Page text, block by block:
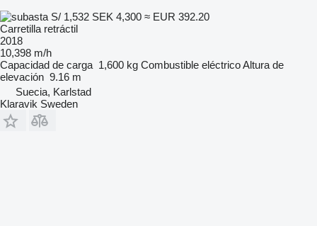
S/ 1,532 SEK 4,300 ≈ EUR 392.20
Carretilla retráctil
2018
10,398 m/h
Capacidad de carga 1,600 kg Combustible eléctricoAltura de
elevación 9.16 m
Suecia, Karlstad
Klaravik Sweden